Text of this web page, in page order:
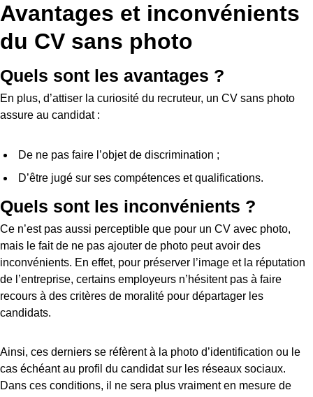
Avantages et inconvénients
du CV sans photo
Quels sont les avantages ?
En plus, d’attiser la curiosité du recruteur, un CV sans photo
assure au candidat :
De ne pas faire l’objet de discrimination ;
D’être jugé sur ses compétences et qualifications.
Quels sont les inconvénients ?
Ce n’est pas aussi perceptible que pour un CV avec photo,
mais le fait de ne pas ajouter de photo peut avoir des
inconvénients. En effet, pour préserver l’image et la réputation
de l’entreprise, certains employeurs n’hésitent pas à faire
recours à des critères de moralité pour départager les
candidats.
Ainsi, ces derniers se réfèrent à la photo d’identification ou le
cas échéant au profil du candidat sur les réseaux sociaux.
Dans ces conditions, il ne sera plus vraiment en mesure de